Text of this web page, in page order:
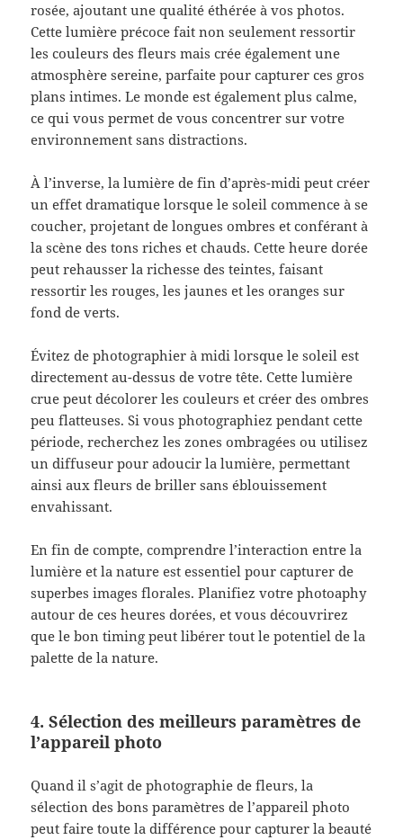
rosée, ajoutant une qualité éthérée à vos photos.
Cette lumière précoce fait non seulement ressortir
les couleurs des fleurs mais crée également une
atmosphère sereine, parfaite pour capturer ces gros
plans intimes. Le monde est également plus calme,
ce qui vous permet de vous concentrer sur votre
environnement sans distractions.
À l’inverse, la lumière de fin d’après-midi peut créer
un effet dramatique lorsque le soleil commence à se
coucher, projetant de longues ombres et conférant à
la scène des tons riches et chauds. Cette heure dorée
peut rehausser la richesse des teintes, faisant
ressortir les rouges, les jaunes et les oranges sur
fond de verts.
Évitez de photographier à midi lorsque le soleil est
directement au-dessus de votre tête. Cette lumière
crue peut décolorer les couleurs et créer des ombres
peu flatteuses. Si vous photographiez pendant cette
période, recherchez les zones ombragées ou utilisez
un diffuseur pour adoucir la lumière, permettant
ainsi aux fleurs de briller sans éblouissement
envahissant.
En fin de compte, comprendre l’interaction entre la
lumière et la nature est essentiel pour capturer de
superbes images florales. Planifiez votre photoaphy
autour de ces heures dorées, et vous découvrirez
que le bon timing peut libérer tout le potentiel de la
palette de la nature.
4. Sélection des meilleurs paramètres de
l’appareil photo
Quand il s’agit de photographie de fleurs, la
sélection des bons paramètres de l’appareil photo
peut faire toute la différence pour capturer la beauté